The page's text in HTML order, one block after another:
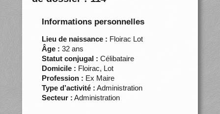
Informations personnelles
Lieu de naissance : Floirac Lot
Âge : 32 ans
Statut conjugal : Célibataire
Domicile : Floirac, Lot
Profession : Ex Maire
Type d’activité : Administration
Secteur : Administration